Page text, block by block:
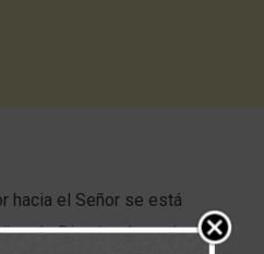
hacia el Señor se está
de Dios jamás podremos